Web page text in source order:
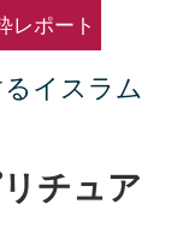
レポート
イスラム
チュア